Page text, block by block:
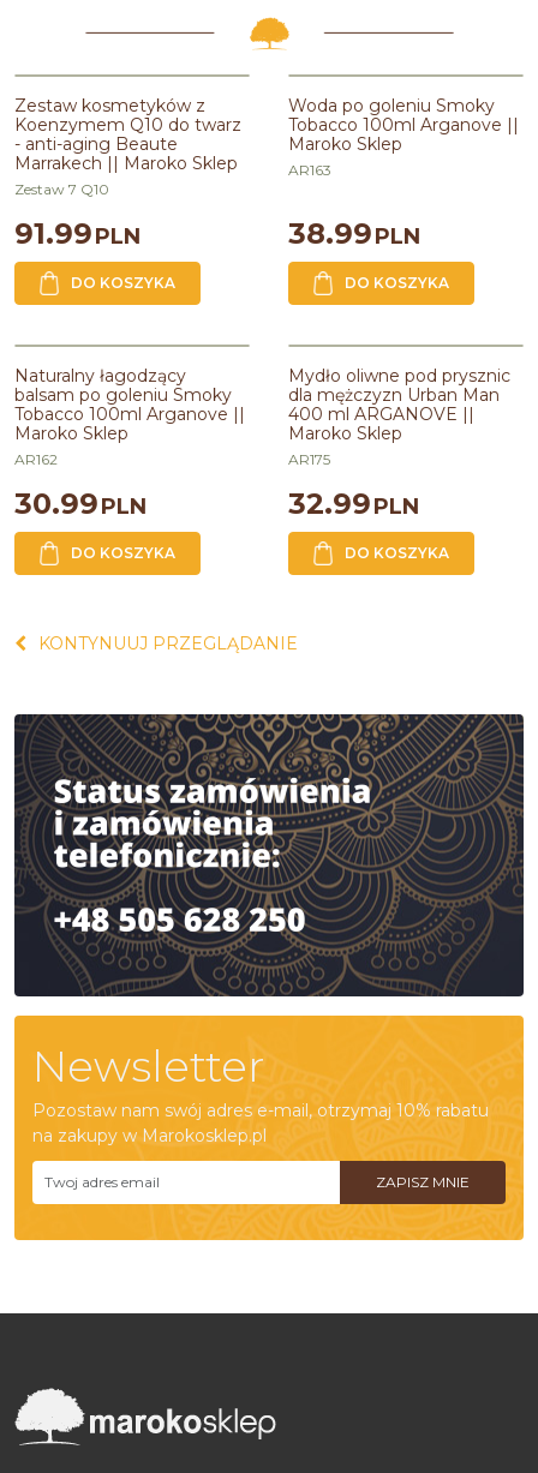
Zestaw kosmetyków z
Koenzymem Q10 do twarz
- anti-aging Beaute
Marrakech || Maroko Sklep
Zestaw 7 Q10
91.99PLN
DO KOSZYKA
Woda po goleniu Smoky
Tobacco 100ml Arganove ||
Maroko Sklep
AR163
38.99PLN
DO KOSZYKA
Naturalny łagodzący
balsam po goleniu Smoky
Tobacco 100ml Arganove ||
Maroko Sklep
AR162
30.99PLN
DO KOSZYKA
Mydło oliwne pod prysznic
dla mężczyzn Urban Man
400 ml ARGANOVE ||
Maroko Sklep
AR175
32.99PLN
DO KOSZYKA
KONTYNUUJ PRZEGLĄDANIE
Newsletter
Pozostaw nam swój adres e-mail, otrzymaj 10% rabatu
na zakupy w Marokosklep.pl